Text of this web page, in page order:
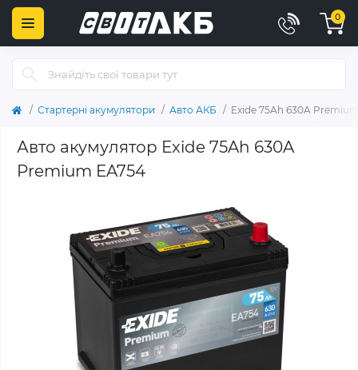
0
Стартерні акумулятори Авто АКБ Exide 75Ah 630A
Авто акумулятор Exide 75Ah 630A
Premium EA754